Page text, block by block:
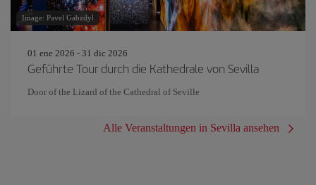
Image: Pavel Gabzdyl
01 ene 2026 - 31 dic 2026
Geführte Tour durch die Kathedrale von Sevilla
Door of the Lizard of the Cathedral of Seville
Alle Veranstaltungen in Sevilla ansehen